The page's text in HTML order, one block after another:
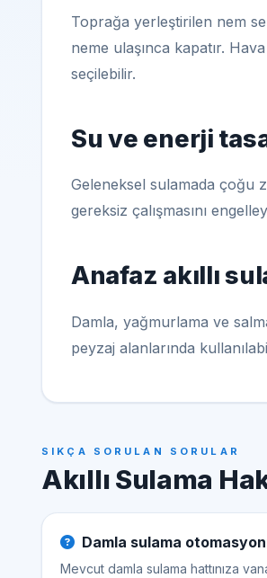
Toprağa yerleştirilen nem
neme ulaşınca kapatır.
seçilebilir.
Su ve enerji
Geleneksel sulamada çoğu
gereksiz çalışmasını
Anafaz akıllı
Damla, yağmurlama ve
peyzaj alanlarında
SIKÇA SORULAN SORULAR
Akıllı Sulama
Damla sulama
Mevcut damla sulama hattınıza